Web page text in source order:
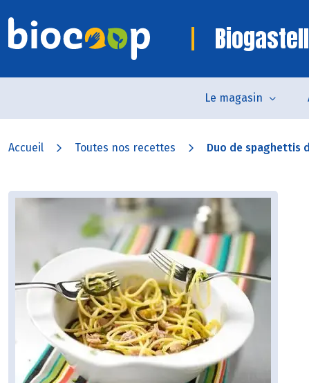
Biogastell
Le magasin
Accueil Toutes nos recettes Duo de spaghettis